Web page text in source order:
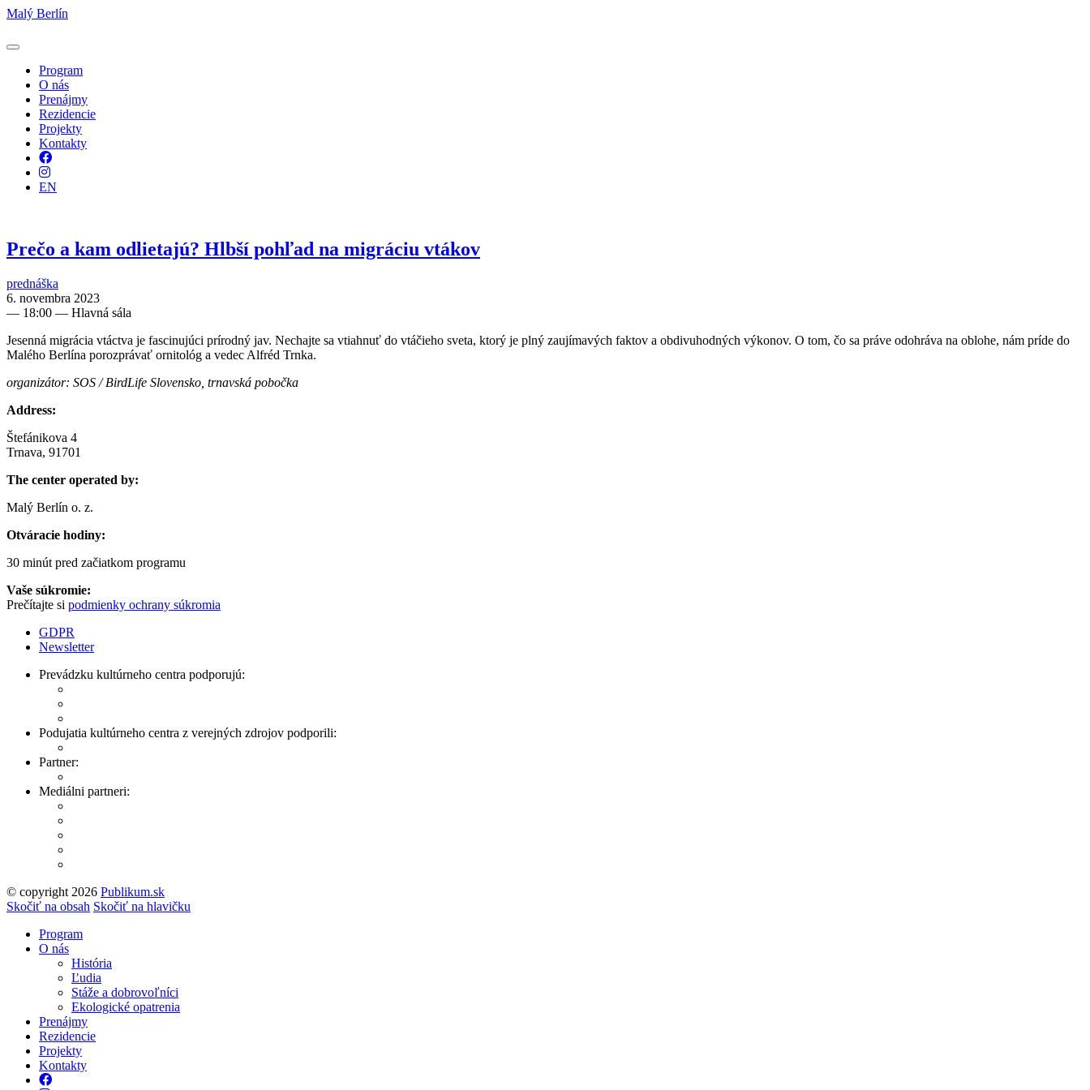
Malý Berlín
Program
O nás
Prenájmy
Rezidencie
Projekty
Kontakty
Facebook
Instagram
EN
Prečo a kam odlietajú? Hlbší pohľad na migráciu vtákov
prednáška
6. novembra 2023
— 18:00 — Hlavná sála
Jesenná migrácia vtáctva je fascinujúci prírodný jav. Nechajte sa vtiahnuť do vtáčieho sveta, ktorý je plný zaujímavých faktov a obdivuhodných výkonov. O tom, čo sa práve odohráva na oblohe, nám príde do
Malého Berlína porozprávať ornitológ a vedec Alfréd Trnka.
organizátor: SOS / BirdLife Slovensko, trnavská pobočka
Address:
Štefánikova 4
Trnava, 91701
The center operated by:
Malý Berlín o. z.
Otváracie hodiny:
30 minút pred začiatkom programu
Vaše súkromie:
Prečítajte si podmienky ochrany súkromia
GDPR
Newsletter
Prevádzku kultúrneho centra podporujú:
Podujatia kultúrneho centra z verejných zdrojov podporili:
Partner:
Mediálni partneri:
© copyright 2026 Publikum.sk
Tvorba stránok: Enjoy
Skočiť na obsah Skočiť na hlavičku
Program
O nás
História
Ľudia
Stáže a dobrovoľníci
Ekologické opatrenia
Prenájmy
Rezidencie
Projekty
Kontakty
Facebook